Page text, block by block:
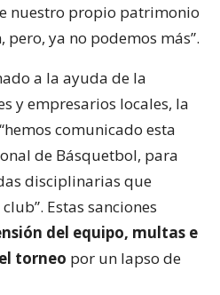
nuestro propio patrimonio
ya no podemos más”.
a la ayuda de la
y empresarios locales, la
comunicado esta
de Básquetbol, para
disciplinarias que
Estas sanciones
del equipo, multas e
torneo por un lapso de